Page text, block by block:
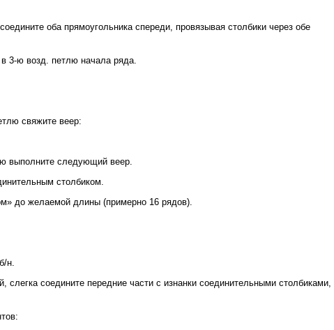
оба прямоугольника спереди, провязывая столбики через обе
3-ю возд. петлю начала ряда.
свяжите веер:
выполните следующий веер.
столбиком.
до желаемой длины (примерно 16 рядов).
н.
слегка соедините передние части с изнанки соединительными столбиками,